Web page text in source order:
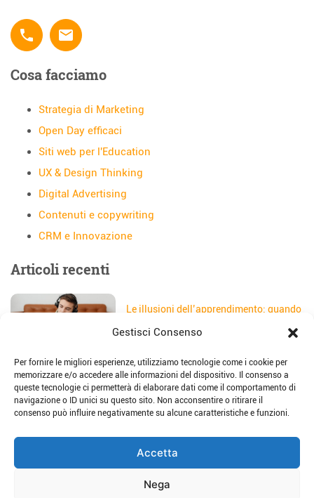
Gestisci Consenso
Per fornire le migliori esperienze, utilizziamo tecnologie come i cookie per
memorizzare e/o accedere alle informazioni del dispositivo. Il consenso a
queste tecnologie ci permetterà di elaborare dati come il comportamento di
navigazione o ID unici su questo sito. Non acconsentire o ritirare il
consenso può influire negativamente su alcune caratteristiche e funzioni.
Accetta
Nega
phone email
Cosa facciamo
Strategia di Marketing
Open Day efficaci
Siti web per l'Education
UX & Design Thinking
Digital Advertising
Contenuti e copywriting
CRM e Innovazione
Articoli recenti
Le illusioni dell’apprendimento: quando
Data:5 Agosto 2026
Il sito web della scuola: come
trasformarlo in uno strumento di
storytelling e comunicazione
Data:28 Luglio 2026
Place-based education: dalla teoria alla
pratica per imparare sul territorio
Data:23 Luglio 2026